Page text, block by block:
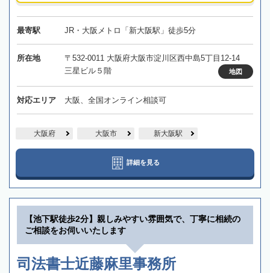
最寄駅 JR・大阪メトロ「新大阪駅」徒歩5分
所在地
〒532-0011 大阪府大阪市淀川区西中島5丁目12-14
三星ビル５階
地図
対応エリア 大阪、全国オンライン相談可
大阪府 大阪市 新大阪駅
詳細を見る
【池下駅徒歩2分】親しみやすい雰囲気で、丁寧に相続の
ご相談をお伺いいたします
司法書士近藤麻里事務所